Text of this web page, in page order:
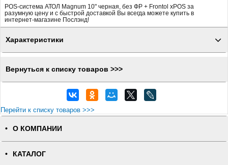
POS-система АТОЛ Magnum 10" черная, без ФР + Frontol xPOS за
разумную цену и с быстрой доставкой Вы всегда можете купить в
интернет-магазине Послэнд!
Характеристики
Вернуться к списку товаров >>>
Перейти к списку товаров >>>
О КОМПАНИИ
КАТАЛОГ